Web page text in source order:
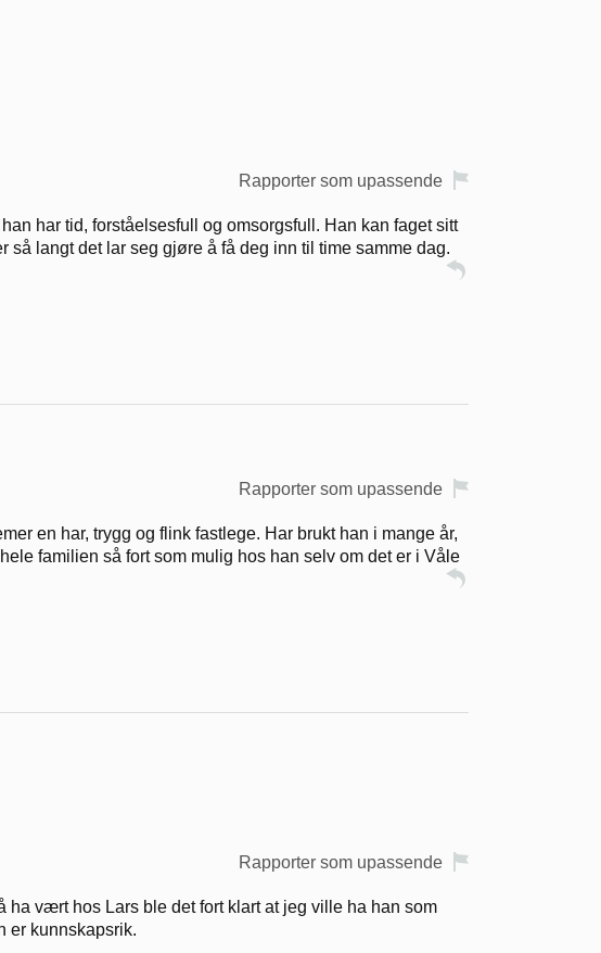
Rapporter som upassende
har tid, forståelsesfull og omsorgsfull. Han kan faget sitt
langt det lar seg gjøre å få deg inn til time samme dag.
Rapporter som upassende
en har, trygg og flink fastlege. Har brukt han i mange år,
familien så fort som mulig hos han selv om det er i Våle
Rapporter som upassende
ha vært hos Lars ble det fort klart at jeg ville ha han som
er kunnskapsrik.